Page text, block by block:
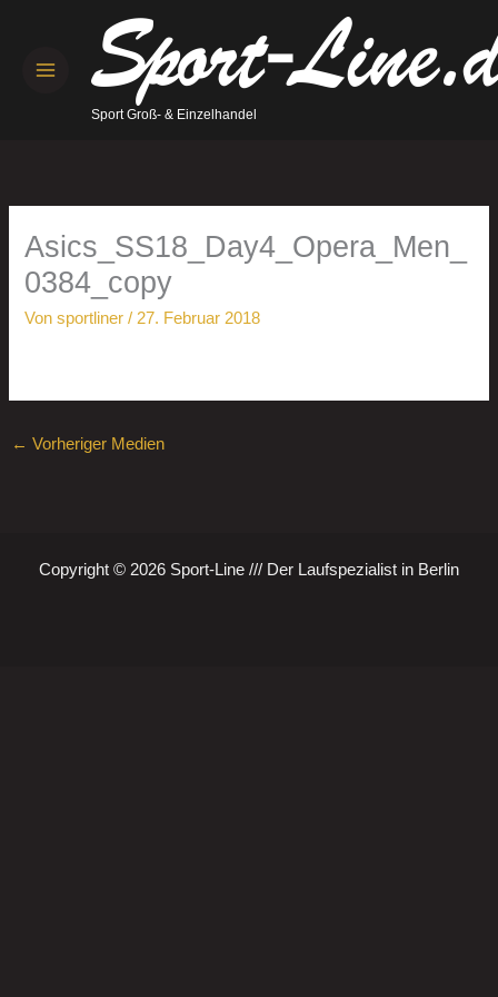
springen
Sport Groß- & Einzelhandel
Asics_SS18_Day4_Opera_Men_
0384_copy
Vonsportliner/ 27. Februar 2018
← Vorheriger Medien
Copyright © 2026 Sport-Line /// Der Laufspezialist in Berlin